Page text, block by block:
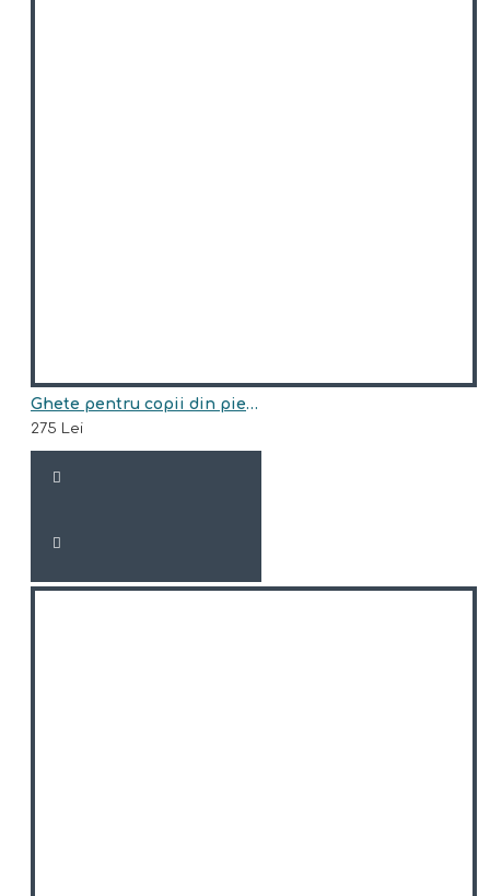
Ghete pentru copii din piele naturala model EDEN
275 Lei